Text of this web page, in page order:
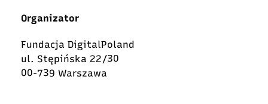
Organizator
Fundacja DigitalPoland
ul. Stępińska 22/30
00-739 Warszawa